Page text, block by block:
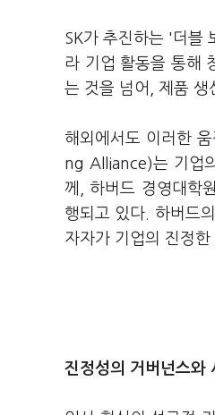
SK가 추진하는 '더블
라 기업 활동을 통해
는 것을 넘어, 제품 생
해외에서도 이러한
ng Alliance)는 기업
께, 하버드 경영대학
행되고 있다. 하버드
자자가 기업의 진정
진정성의 거버넌스와